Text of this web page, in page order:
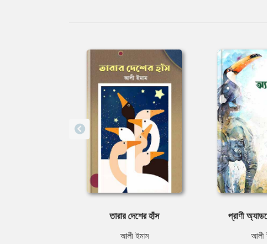
তারার দেশের হাঁস
আলী ইমাম
প্রাণী
আলী